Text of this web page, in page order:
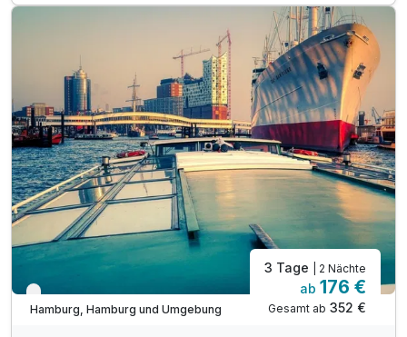
inkl. Auslaufmöglichkeiten im Grünen
inkl. Nutzung W-LAN
Achtung! Kinderpreise in der Angebotsbeschreibung*
Verfügbar bis Dezember
Hamburg, Hamburg und Umgebung
3 Tage | 2 Nächte
ab 176 €
Gesamt ab 352 €